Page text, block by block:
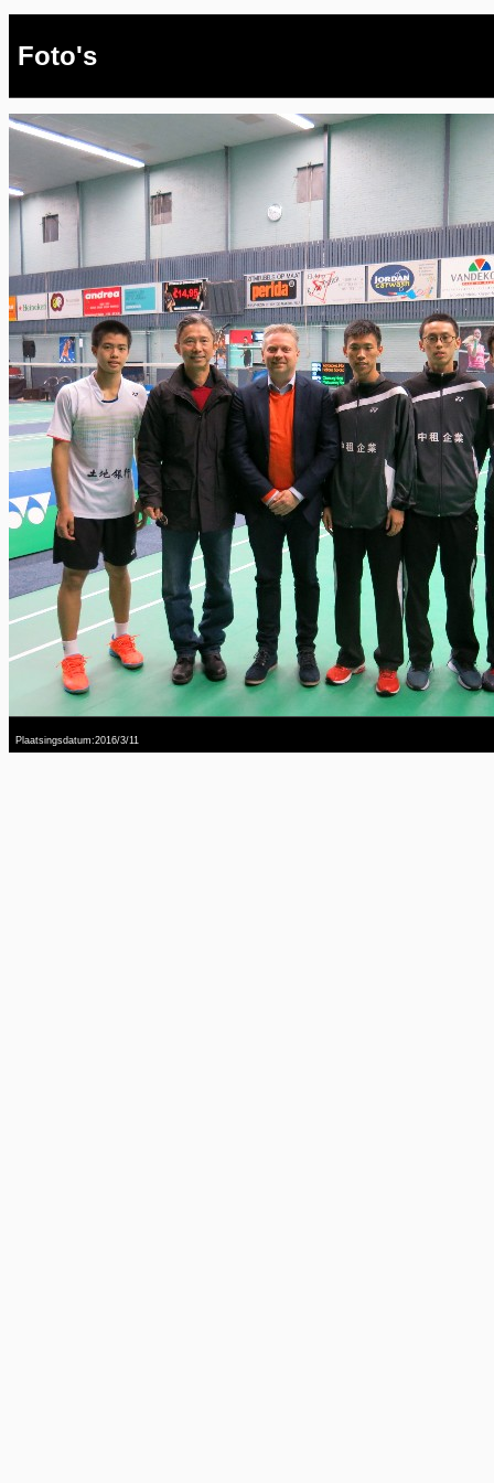
Foto's
Plaatsingsdatum:2016/3/11